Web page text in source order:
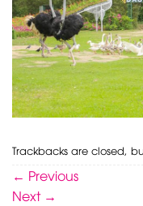
Trackbacks are closed,
← Previous
Next →